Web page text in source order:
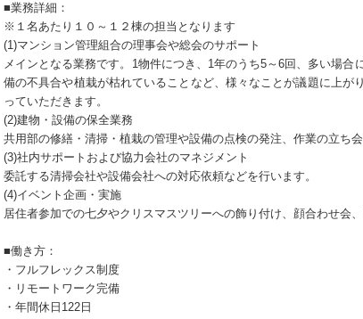
■業務詳細：
※１名あたり１０～１２棟の担当となります
(1)マンション管理組合の理事会や総会のサポート
メインとなる業務です。1物件につき、1年のうち5～6回、多い場
備の不具合や植栽が枯れていることなど、様々なことが議題に上
っていただきます。
(2)建物・設備の保全業務
共用部の修繕・清掃・植栽の管理や設備の点検の発注、作業の立ち会
(3)社内サポートおよび協力会社のマネジメント
委託する清掃会社や設備会社への対応依頼などを行います。
(4)イベント企画・実施
居住者参加での七夕やクリスマスツリーへの飾り付け、顔合わせ会
■働き方：
・フルフレックス制度
・リモートワーク完備
・年間休日122日